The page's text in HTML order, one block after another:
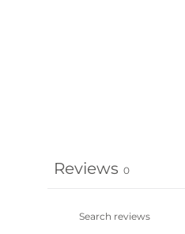
Reviews 0